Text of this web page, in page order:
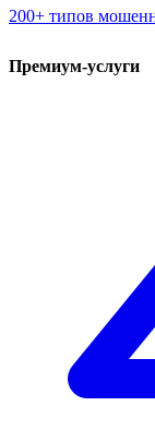
200+ типов
Премиум-услуги